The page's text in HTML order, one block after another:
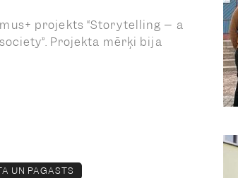
projekts “Storytelling – a
Projekta mērķi bija
UN PAGASTS